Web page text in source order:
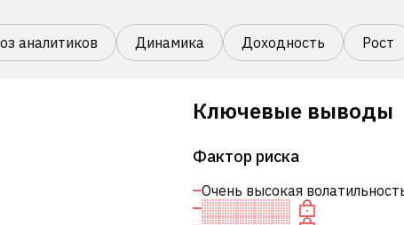
аналитиков Динамика Доходность Рост
Ключевые выводы
Фактор риска
Очень высокая